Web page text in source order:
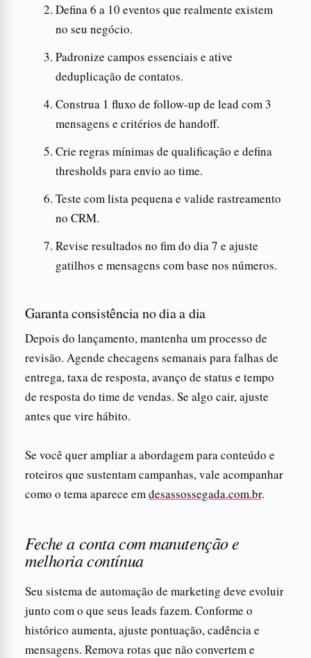
Defina 6 a 10 eventos que realmente existem
no seu negócio.
Padronize campos essenciais e ative
deduplicação de contatos.
Construa 1 fluxo de follow-up de lead com 3
mensagens e critérios de handoff.
Crie regras mínimas de qualificação e defina
thresholds para envio ao time.
Teste com lista pequena e valide rastreamento
no CRM.
Revise resultados no fim do dia 7 e ajuste
gatilhos e mensagens com base nos números.
Garanta consistência no dia a dia
Depois do lançamento, mantenha um processo de
revisão. Agende checagens semanais para falhas de
entrega, taxa de resposta, avanço de status e tempo
de resposta do time de vendas. Se algo cair, ajuste
antes que vire hábito.
Se você quer ampliar a abordagem para conteúdo e
roteiros que sustentam campanhas, vale acompanhar
como o tema aparece emdesassossegada.com.br.
Feche a conta com manutenção e
melhoria contínua
Seu sistema de automação de marketing deve evoluir
junto com o que seus leads fazem. Conforme o
histórico aumenta, ajuste pontuação, cadência e
mensagens. Remova rotas que não convertem e